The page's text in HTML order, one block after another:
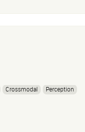
Crossmodal
Perception